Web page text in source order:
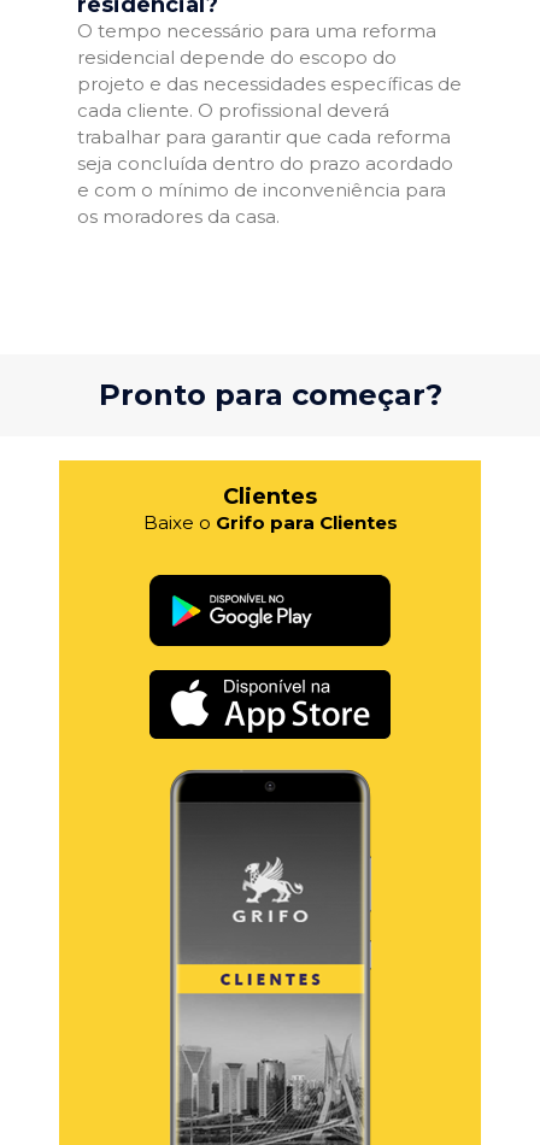
O tempo necessário para uma reforma
residencial depende do escopo do
projeto e das necessidades específicas de
cada cliente. O profissional deverá
trabalhar para garantir que cada reforma
seja concluída dentro do prazo acordado
e com o mínimo de inconveniência para
os moradores da casa.
Pronto para começar?
Clientes
Baixe o Grifo para Clientes